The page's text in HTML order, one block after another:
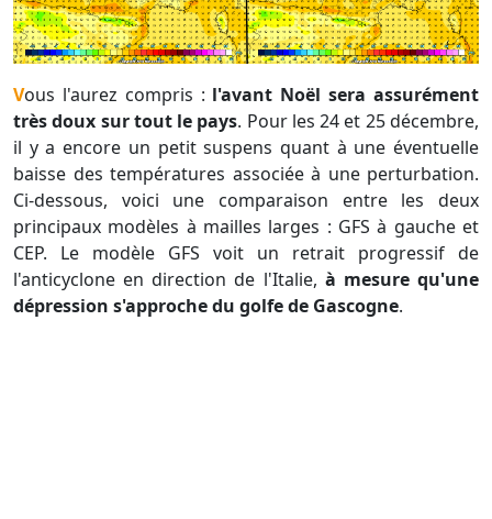
Vous l'aurez compris : l'avant Noël sera assurément
très doux sur tout le pays. Pour les 24 et 25 décembre,
il y a encore un petit suspens quant à une éventuelle
baisse des températures associée à une perturbation.
Ci-dessous, voici une comparaison entre les deux
principaux modèles à mailles larges : GFS à gauche et
CEP. Le modèle GFS voit un retrait progressif de
l'anticyclone en direction de l'Italie, à mesure qu'une
dépression s'approche du golfe de Gascogne.